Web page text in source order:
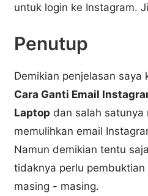
untuk login ke Instagram.
Penutup
Demikian penjelasan saya
Cara Ganti Email
Laptop dan salah satunya
memulihkan email
Namun demikian tentu
tidaknya perlu
masing - masing.